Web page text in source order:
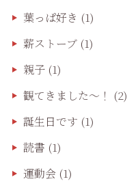
葉っぱ好き (1)
薪ストーブ(1)
親子(1)
観てきました〜！ (2)
誕生日です (1)
読書 (1)
運動会(1)